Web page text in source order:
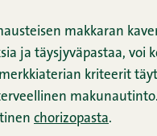
makkaran
ja täysjyväpastaa, voi
kriteerit
chorizopasta.